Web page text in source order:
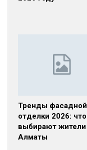
Тренды фасадной
отделки 2026: что
выбирают жители
Алматы